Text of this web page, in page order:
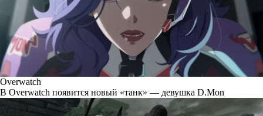
Overwatch
В Overwatch появится новый «танк» — девушка D.Mon